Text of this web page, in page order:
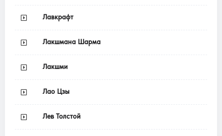
Лавкрафт
Лакшмана Шарма
Лакшми
Лао Цзы
Лев Толстой